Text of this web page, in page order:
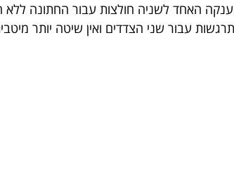
האחד לשניה חולצות עבור החתונה ללא
עבור שני הצדדים ואין שיטה יותר